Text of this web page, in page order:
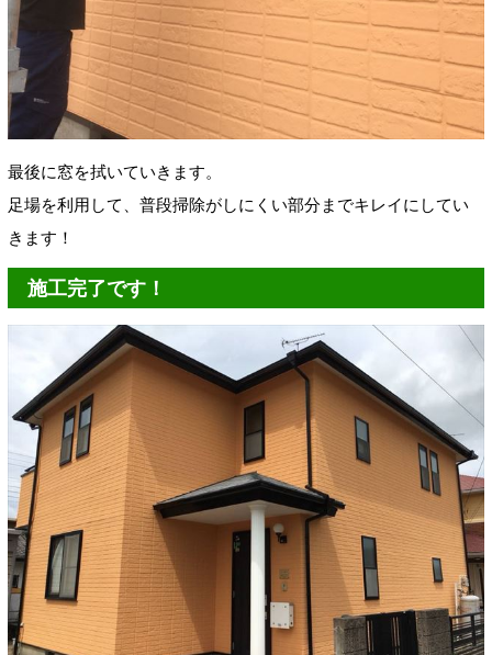
最後に窓を拭いていきます。
足場を利用して、普段掃除がしにくい部分までキレイにしてい
きます！
施工完了です！